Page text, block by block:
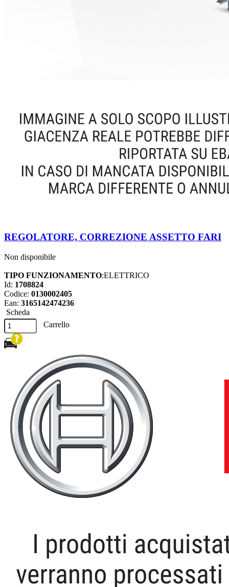
REGOLATORE, CORREZIONE ASSETTO FARI
Non disponibile
TIPO FUNZIONAMENTO:ELETTRICO
Id: 1708824
Codice: 0130002405
Ean: 3165142474236
Scheda
Carrello